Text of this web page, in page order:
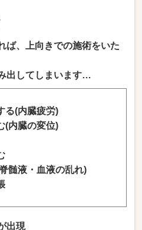
ば、上向きでの施術をいた
出してしまいます…
る(内臓疲労)
(内臓の変位)
髄液・血液の乱れ)
出現